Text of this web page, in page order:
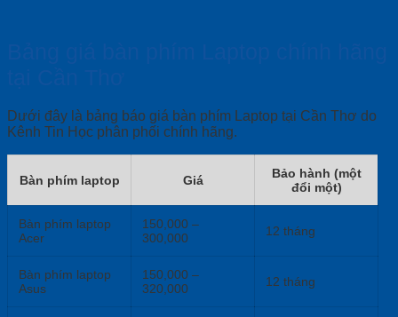
Dưới đây là bảng báo giá bàn phím Laptop tại Cần Thơ do
Kênh Tin Học phân phối chính hãng.
Bàn phím laptop Giá
Bảo hành (một
đổi một)
Bàn phím laptop
Acer
150,000 –
300,000
12 tháng
Bàn phím laptop
Asus
150,000 –
320,000
12 tháng